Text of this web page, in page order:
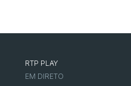
RTP PLAY
EM DIRETO